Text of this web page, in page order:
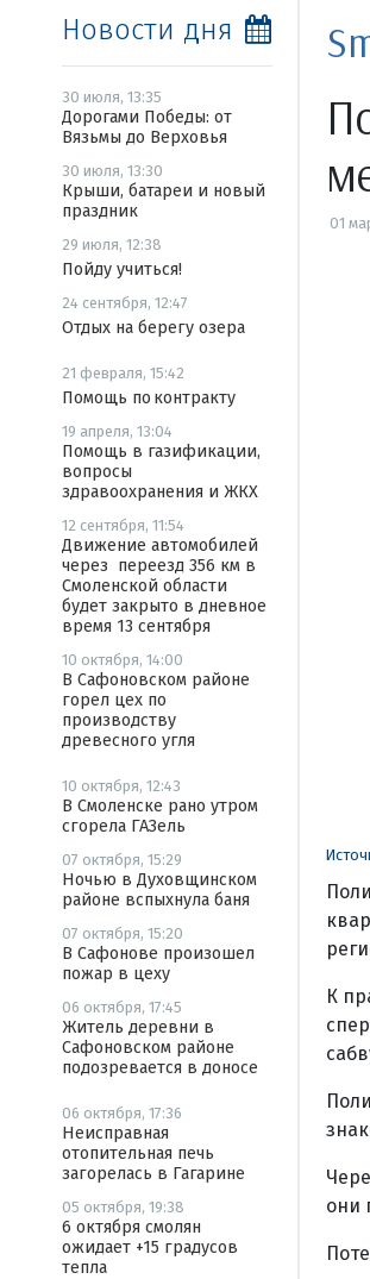
Новости дня
30 июля, 13:35
Дорогами Победы: от
Вязьмы до Верховья
30 июля, 13:30
Крыши, батареи и новый
праздник
29 июля, 12:38
Пойду учиться!
24 сентября, 12:47
Отдых на берегу озера
21 февраля, 15:42
Помощь по контракту
19 апреля, 13:04
Помощь в газификации,
вопросы
здравоохранения и ЖКХ
12 сентября, 11:54
Движение автомобилей
через переезд 356 км в
Смоленской области
будет закрыто в дневное
время 13 сентября
10 октября, 14:00
В Сафоновском районе
горел цех по
производству
древесного угля
10 октября, 12:43
В Смоленске рано утром
сгорела ГАЗель
07 октября, 15:29
Ночью в Духовщинском
районе вспыхнула баня
07 октября, 15:20
В Сафонове произошел
пожар в цеху
06 октября, 17:45
Житель деревни в
Сафоновском районе
подозревается в доносе
06 октября, 17:36
Неисправная
отопительная печь
загорелась в Гагарине
05 октября, 19:38
6 октября смолян
ожидает +15 градусов
тепла
01
К
они